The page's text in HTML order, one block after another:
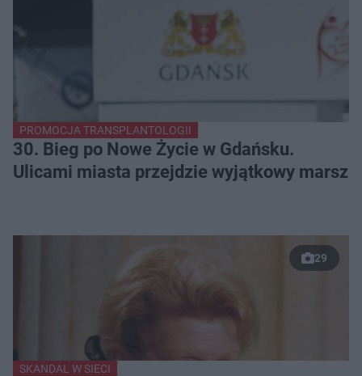
PROMOCJA TRANSPLANTOLOGII
30. Bieg po Nowe Życie w Gdańsku.
Ulicami miasta przejdzie wyjątkowy marsz
29
SKANDAL W SIECI